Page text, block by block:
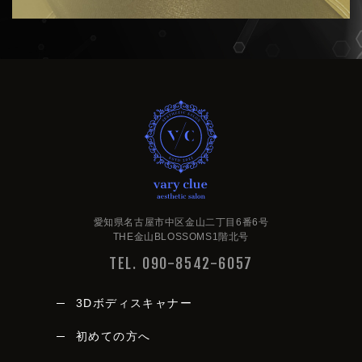
very clue
愛知県名古屋市中区金山二丁目6番6号
THE金山BLOSSOMS1階北号
TEL. 090-8542-6057
3Dボディスキャナー
初めての方へ